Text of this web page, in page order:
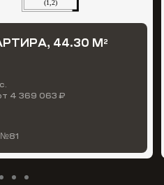
44.30 М2
4 369 063 ₽
№81